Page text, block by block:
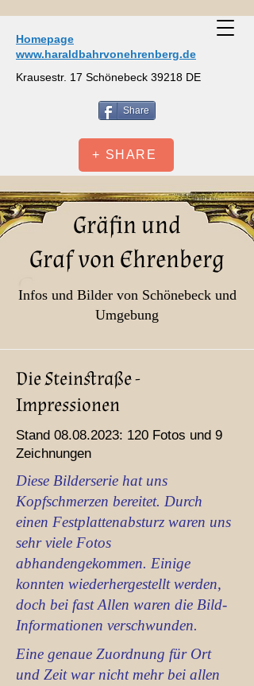
Homepage
www.haraldbahrvonehrenberg.de
Krausestr. 17 Schönebeck 39218 DE
Share
+ SHARE
Gräfin und
Graf von Ehrenberg
Infos und Bilder von Schönebeck und
Umgebung
Die Steinstraße -
Impressionen
Stand 08.08.2023: 120 Fotos und 9
Zeichnungen
Diese Bilderserie hat uns
Kopfschmerzen bereitet. Durch
einen Festplattenabsturz waren uns
sehr viele Fotos
abhandengekommen. Einige
konnten wiederhergestellt werden,
doch bei fast Allen waren die Bild-
Informationen verschwunden.
Eine genaue Zuordnung für Ort
und Zeit war nicht mehr bei allen